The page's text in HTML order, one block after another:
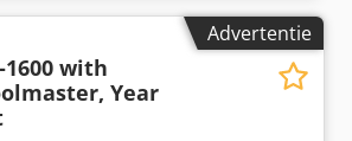
Advertentie
1600 with
Year